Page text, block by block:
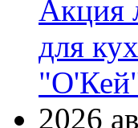
Акция
для
2026